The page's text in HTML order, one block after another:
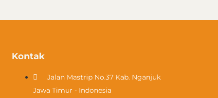
Kontak
Jalan Mastrip No.37 Kab. Nganjuk
Jawa Timur - Indonesia